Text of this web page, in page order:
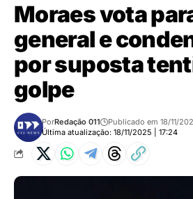
Moraes vota
general e
por suposta
golpe
Última atualização: 18/11/2025 | 17:24
PorRedação 011 Publicado em 18/11/